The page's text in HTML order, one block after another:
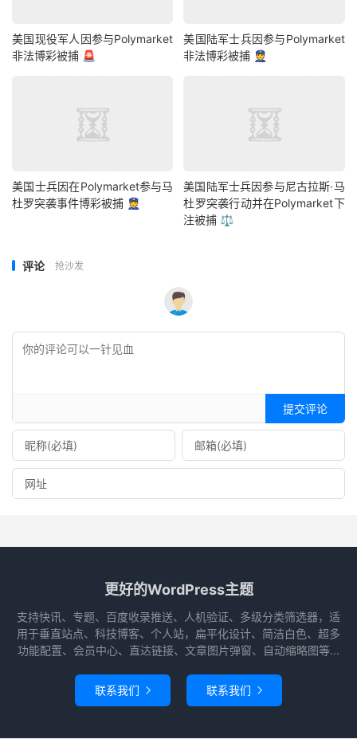
美国现役军人因参与Polymarket
非法博彩被捕 🚨
美国陆军士兵因参与Polymarket
非法博彩被捕 👮
美国士兵因在Polymarket参与马
杜罗突袭事件博彩被捕 👮
美国陆军士兵因参与尼古拉斯·马
杜罗突袭行动并在Polymarket下
注被捕 ⚖️
评论 抢沙发
提交评论
更好的WordPress主题
支持快讯、专题、百度收录推送、人机验证、多级分类筛选器，适
用于垂直站点、科技博客、个人站，扁平化设计、简洁白色、超多
功能配置、会员中心、直达链接、文章图片弹窗、自动缩略图等...
联系我们  联系我们 